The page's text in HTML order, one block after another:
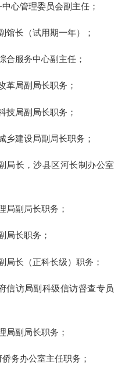
管理委员会副主任；
长（试用期一年）；
服务中心副主任；
局副局长职务；
局副局长职务；
建设局副局长职务；
长，沙县区河长制办公室
副局长职务；
长职务；
长（正科长级）职务；
访局副科级信访督查专员
副局长职务；
办公室主任职务；